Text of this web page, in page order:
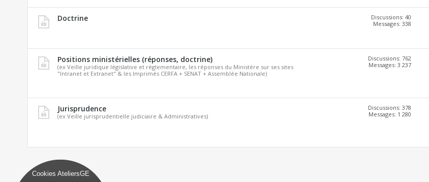
Doctrine
Discussions: 40
Messages: 338
Positions ministérielles (réponses, doctrine)
(ex Veille juridique législative et règlementaire, les réponses du Ministère sur ses sites
"Intranet et Extranet" & les Imprimés CERFA + SENAT + Assemblée Nationale)
Discussions: 762
Messages: 3 237
Jurisprudence
(ex Veille jurisprudentielle judiciaire & Administratives)
Discussions: 378
Messages: 1 280
Cookies AteliersGE